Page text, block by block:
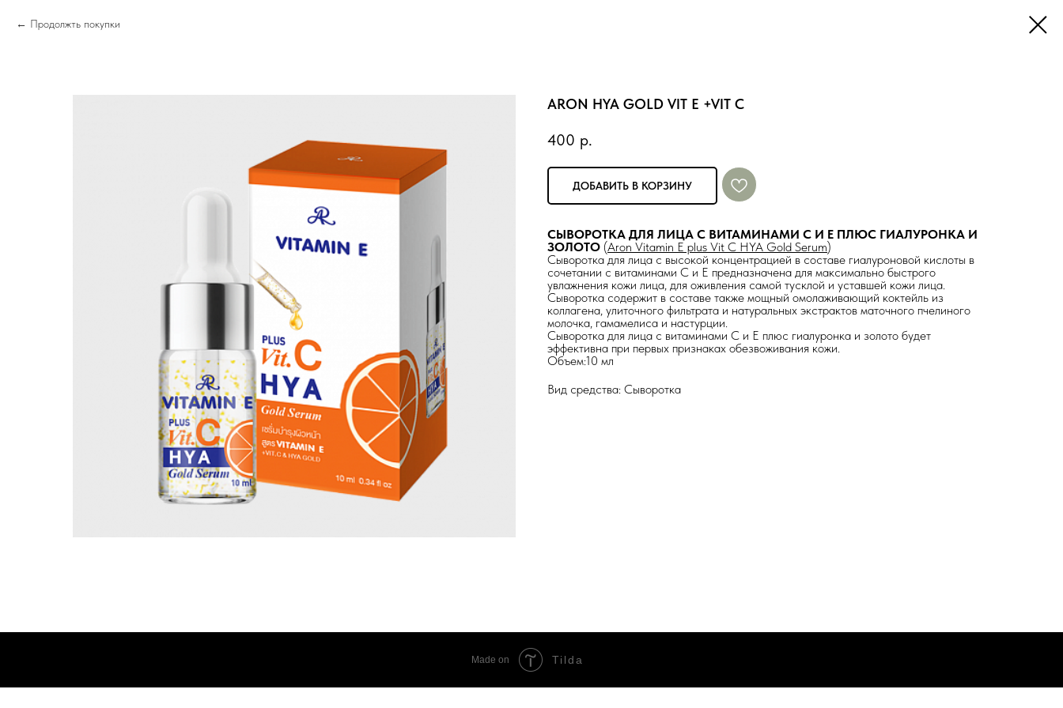
Продолжть покупки
ARON HYA GOLD VIT E +VIT C
400 р.
ДОБАВИТЬ В КОРЗИНУ
СЫВОРОТКА ДЛЯ ЛИЦА С ВИТАМИНАМИ С И E ПЛЮС ГИАЛУРОНКА И
ЗОЛОТО (Aron Vitamin E plus Vit С HYA Gold Serum)
Сыворотка для лица с высокой концентрацией в составе гиалуроновой кислоты в
сочетании с витаминами С и E предназначена для максимально быстрого
увлажнения кожи лица, для оживления самой тусклой и уставшей кожи лица.
Сыворотка содержит в составе также мощный омолаживающий коктейль из
коллагена, улиточного фильтрата и натуральных экстрактов маточного пчелиного
молочка, гамамелиса и настурции.
Сыворотка для лица с витаминами С и E плюс гиалуронка и золото будет
эффективна при первых признаках обезвоживания кожи.
Объем:10 мл
Вид средства: Сыворотка
Made on Tilda